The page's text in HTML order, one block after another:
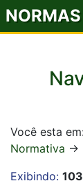
Você esta
Normativa ->
Exibindo: 103